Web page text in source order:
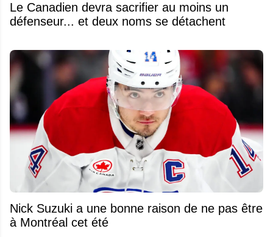
Le Canadien devra sacrifier au moins un
défenseur... et deux noms se détachent
Nick Suzuki a une bonne raison de ne pas être
à Montréal cet été